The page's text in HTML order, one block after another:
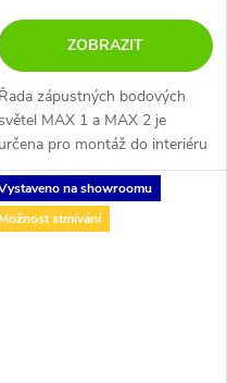
ZOBRAZIT
Řada zápustných bodových
světel MAX 1 a MAX 2 je
určena pro montáž do interiéru
exteriéru s krytím IP65.
zdroj - LED COB.
Svítidlo je dostupné ve dvou
na showroomu
Možnost stmívání